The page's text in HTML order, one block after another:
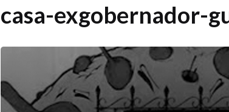
casa-exgobernador-